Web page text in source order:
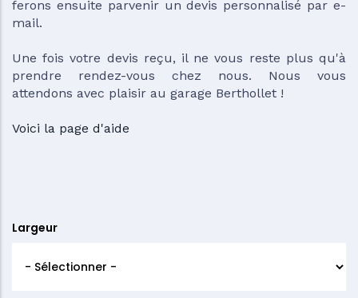
ferons ensuite parvenir un devis personnalisé par e-
mail.
Une fois votre devis reçu, il ne vous reste plus qu'à
prendre rendez-vous chez nous. Nous vous
attendons avec plaisir au garage Berthollet !
Voici la page d'aide
Largeur